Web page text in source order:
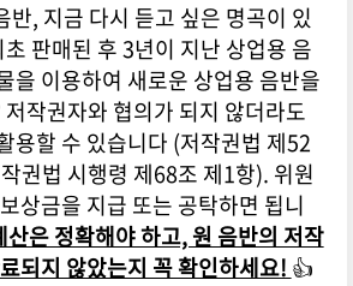
반, 지금 다시 듣고 싶은 명곡이 있
판매된 후 3년이 지난 상업용 음
을 이용하여 새로운 상업용 음반을
작권자와 협의가 되지 않더라도
용할 수 있습니다 (저작권법 제52
권법 시행령 제68조 제1항). 위원
상금을 지급 또는 공탁하면 됩니
산은 정확해야 하고, 원 음반의 저작
되지 않았는지 꼭 확인하세요! 👍